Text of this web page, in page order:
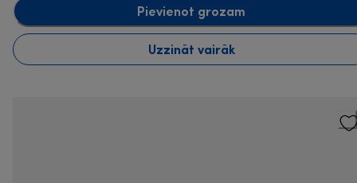
Pievienot grozam
Uzzināt vairāk